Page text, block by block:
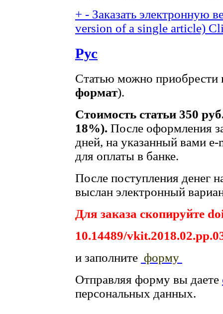
+ - Заказать электронную
version of a single article)
Рус
Статью можно приобрести
формат).
Стоимость статьи 350
18%). После оформления
дней, на указанный вами
для оплаты в банке.
После поступления денег
выслан электронный
Для заказа скопируйте
10.14489/
и заполните форму
Отправляя форму вы даете
персональных данных.